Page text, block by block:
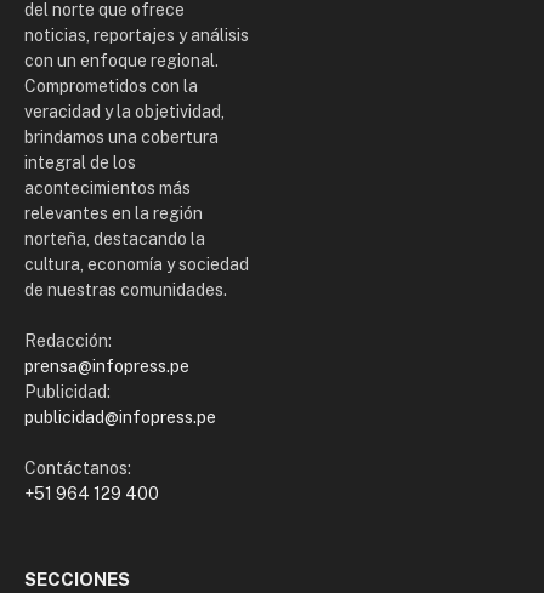
del norte que ofrece
noticias, reportajes y análisis
con un enfoque regional.
Comprometidos con la
veracidad y la objetividad,
brindamos una cobertura
integral de los
acontecimientos más
relevantes en la región
norteña, destacando la
cultura, economía y sociedad
de nuestras comunidades.
Redacción:
prensa@infopress.pe
Publicidad:
publicidad@infopress.pe
Contáctanos:
+51 964 129 400
SECCIONES